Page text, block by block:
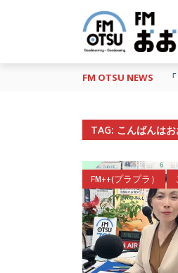
FM OTSU NEWS
TAG: こんばんは
FM++(プラプラ）